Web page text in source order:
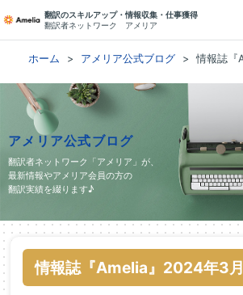
翻訳のスキルアップ・情報収集・仕事獲得
翻訳者ネットワーク アメリア
ホーム アメリア公式ブログ 情報誌『
アメリア公式ブログ
翻訳者ネットワーク「アメリア」が、
最新情報やアメリア会員の方の
翻訳実績を綴ります♪
情報誌『Amelia』2024年3